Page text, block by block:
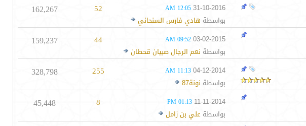
31-10-2016
12:05 AM
بواسطة هادي فارس السنحاني
52
162,267
03-02-2015
09:52 AM
بواسطة نعم الرجال صبيان قحطان
44
159,237
04-12-2014
11:13 AM
بواسطة نونة87
255
328,798
11-11-2014
01:13 PM
بواسطةعلي بن زامل
8
45,448